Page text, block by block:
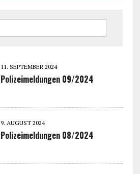
11. SEPTEMBER 2024
Polizeimeldungen 09/2024
9. AUGUST 2024
Polizeimeldungen 08/2024